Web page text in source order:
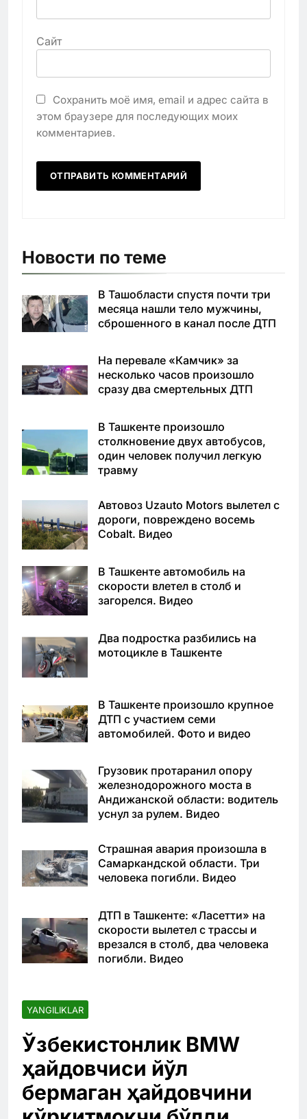
Сайт
Сохранить моё имя, email и адрес сайта в
этом браузере для последующих моих
комментариев.
Новости по теме
В Ташобласти спустя почти три
месяца нашли тело мужчины,
сброшенного в канал после ДТП
На перевале «Камчик» за
несколько часов произошло
сразу два смертельных ДТП
В Ташкенте произошло
столкновение двух автобусов,
один человек получил легкую
травму
Автовоз Uzauto Motors вылетел с
дороги, повреждено восемь
Cobalt. Видео
В Ташкенте автомобиль на
скорости влетел в столб и
загорелся. Видео
Два подростка разбились на
мотоцикле в Ташкенте
В Ташкенте произошло крупное
ДТП с участием семи
автомобилей. Фото и видео
Грузовик протаранил опору
железнодорожного моста в
Андижанской области: водитель
уснул за рулем. Видео
Страшная авария произошла в
Самаркандской области. Три
человека погибли. Видео
ДТП в Ташкенте: «Ласетти» на
скорости вылетел с трассы и
врезался в столб, два человека
погибли. Видео
YANGILIKLAR
Ўзбекистонлик BMW
ҳайдовчиси йўл
бермаган ҳайдовчини